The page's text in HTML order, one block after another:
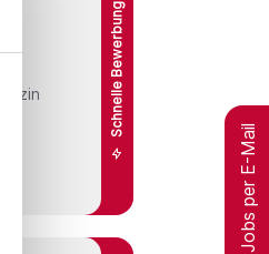
Schnelle Bewerbung
Jobs per E-Mail